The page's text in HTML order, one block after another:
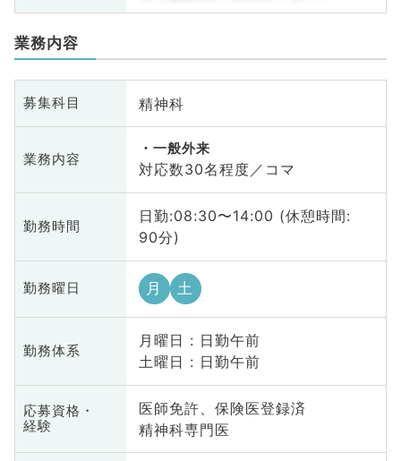
業務内容
募集科目 精神科
業務内容
一般外来
対応数30名程度／コマ
勤務時間
日勤:08:30〜14:00 (休憩時間:
90分)
勤務曜日 月 土
勤務体系
月曜日 : 日勤午前
土曜日 : 日勤午前
応募資格・
経験
医師免許、保険医登録済
精神科専門医